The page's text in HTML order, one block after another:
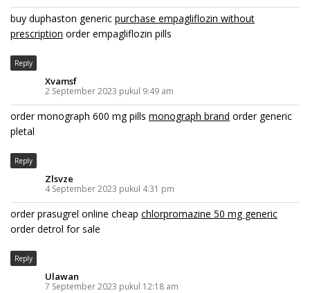
buy duphaston generic purchase empagliflozin without
prescription order empagliflozin pills
Reply
Xvamsf
2 September 2023 pukul 9:49 am
order monograph 600 mg pills monograph brand order generic
pletal
Reply
Zlsvze
4 September 2023 pukul 4:31 pm
order prasugrel online cheap chlorpromazine 50 mg generic
order detrol for sale
Reply
Ulawan
7 September 2023 pukul 12:18 am